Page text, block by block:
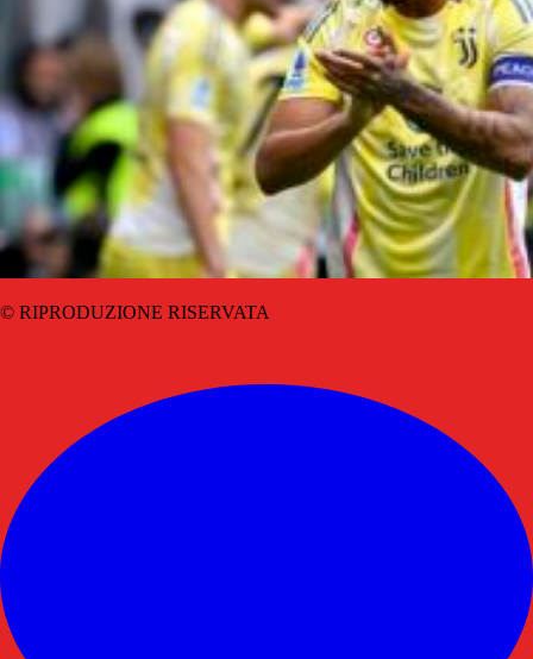
© RIPRODUZIONE RISERVATA